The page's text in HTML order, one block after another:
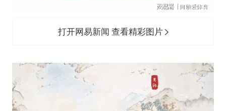
打开网易新闻 查看精彩图片